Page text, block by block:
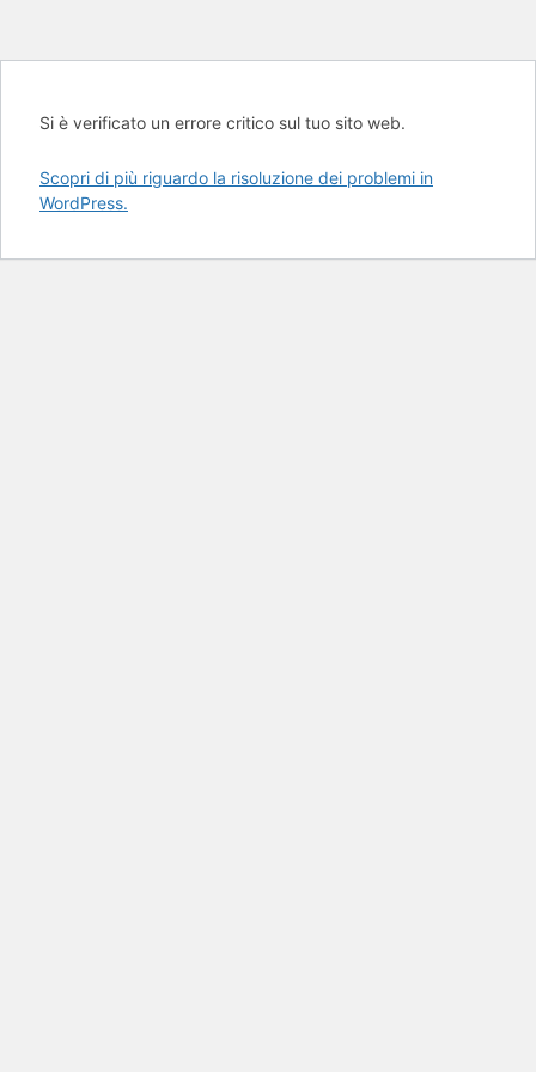
Si è verificato un errore critico sul tuo sito web.
Scopri di più riguardo la risoluzione dei problemi in
WordPress.